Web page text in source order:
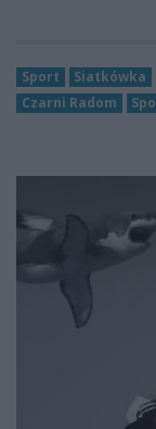
Sport Siatkówka
Czarni Radom